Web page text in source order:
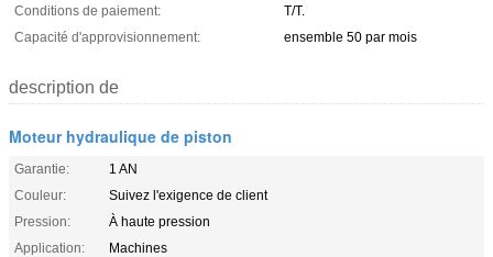
Conditions de paiement:
T/T.
Capacité d'approvisionnement:
ensemble 50 par mois
description de
Moteur hydraulique de piston
Garantie:
1 AN
Couleur:
Suivez l'exigence de client
Pression:
À haute pression
Application:
Machines